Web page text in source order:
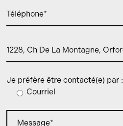
Je préfère être contacté(e) par :
Courriel